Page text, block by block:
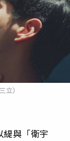
）
緹與「衛宇